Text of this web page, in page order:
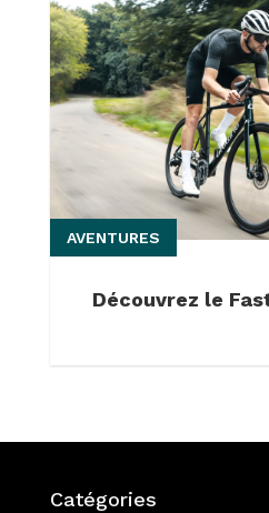
Découvrez le
AVENTURES
Catégories